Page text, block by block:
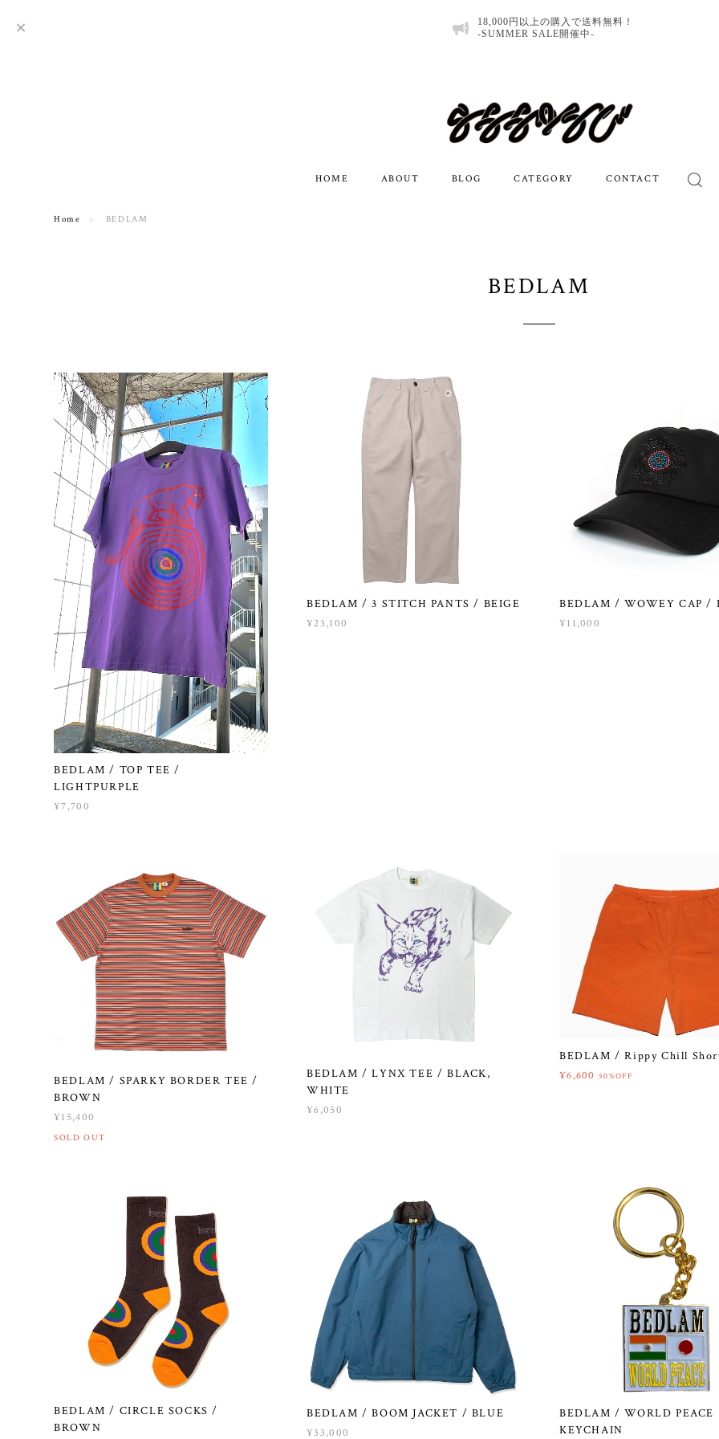
18,000円以上の購入で送料無料！
-SUMMER SALE開催中-
HOME ABOUT BLOG CATEGORY CONTACT
Home BEDLAM
BEDLAM
BEDLAM / TOP TEE /
LIGHTPURPLE
¥7,700
BEDLAM / 3 STITCH PANTS / BEIGE
¥23,100
BEDLAM / WOWEY CAP /
¥11,000
BEDLAM / SPARKY BORDER TEE /
BROWN
¥15,400
SOLD OUT
BEDLAM / LYNX TEE / BLACK,
WHITE
¥6,050
BEDLAM / Rippy Chill
¥6,600 50%OFF
BEDLAM / CIRCLE SOCKS /
BROWN
BEDLAM / BOOM JACKET / BLUE
¥33,000
BEDLAM / WORLD PEACE
KEYCHAIN